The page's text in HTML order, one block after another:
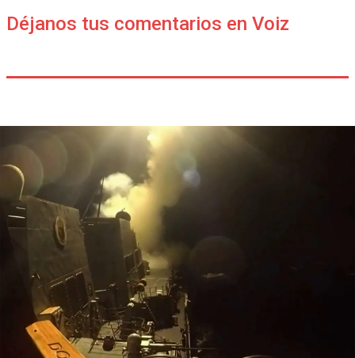
Déjanos tus comentarios en Voiz